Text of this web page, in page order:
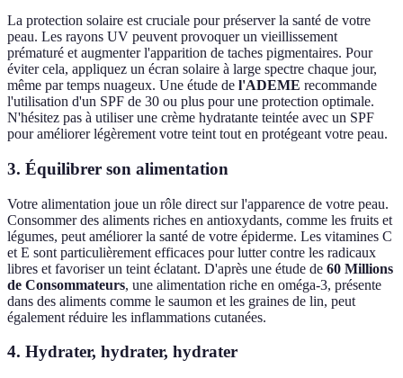
La protection solaire est cruciale pour préserver la santé de votre
peau. Les rayons UV peuvent provoquer un vieillissement
prématuré et augmenter l'apparition de taches pigmentaires. Pour
éviter cela, appliquez un écran solaire à large spectre chaque jour,
même par temps nuageux. Une étude de l'ADEME recommande
l'utilisation d'un SPF de 30 ou plus pour une protection optimale.
N'hésitez pas à utiliser une crème hydratante teintée avec un SPF
pour améliorer légèrement votre teint tout en protégeant votre peau.
3. Équilibrer son alimentation
Votre alimentation joue un rôle direct sur l'apparence de votre peau.
Consommer des aliments riches en antioxydants, comme les fruits et
légumes, peut améliorer la santé de votre épiderme. Les vitamines C
et E sont particulièrement efficaces pour lutter contre les radicaux
libres et favoriser un teint éclatant. D'après une étude de 60 Millions
de Consommateurs, une alimentation riche en oméga-3, présente
dans des aliments comme le saumon et les graines de lin, peut
également réduire les inflammations cutanées.
4. Hydrater, hydrater, hydrater